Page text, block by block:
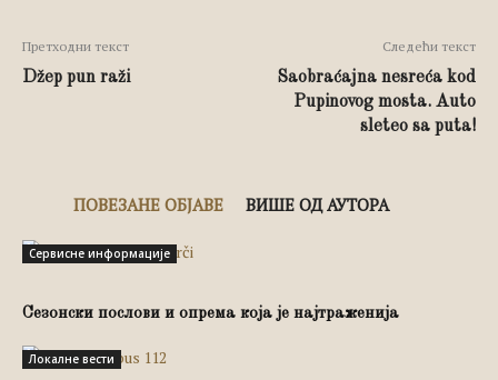
Претходни текст
Džep pun raži
Следећи текст
Saobraćajna nesreća kod
Pupinovog mosta. Auto
sleteo sa puta!
ПОВЕЗАНЕ ОБЈАВЕ ВИШЕ ОД АУТОРА
Сервисне информације
Сезонски послови и опрема која је најтраженија
Локалне вести